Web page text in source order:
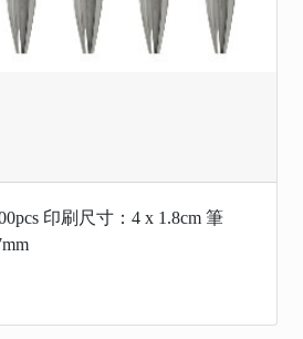
印刷尺寸：4 x 1.8cm 筆